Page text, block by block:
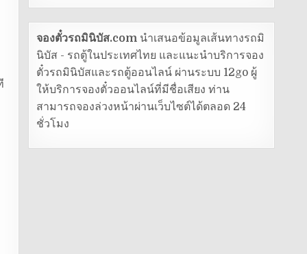
จองตั๋วรถมินิบัส.comนำเสนอข้อมูลเส้นทางรถมิ
นิบัส - รถตู้ในประเทศไทย และแนะนำบริการจอง
ตั๋วรถมินิบัสและรถตู้ออนไลน์ ผ่านระบบ 12go ผู้
ให้บริการจองตั๋วออนไลน์ที่มีชื่อเสียง ท่าน
สามารถจองล่วงหน้าผ่านเว็บไซต์ได้ตลอด 24
ชั่วโมง